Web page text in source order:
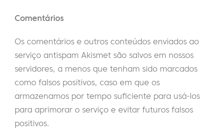
Comentários
Os comentários e outros conteúdos enviados ao
serviço antispam Akismet são salvos em nossos
servidores, a menos que tenham sido marcados
como falsos positivos, caso em que os
armazenamos por tempo suficiente para usá-los
para aprimorar o serviço e evitar futuros falsos
positivos.